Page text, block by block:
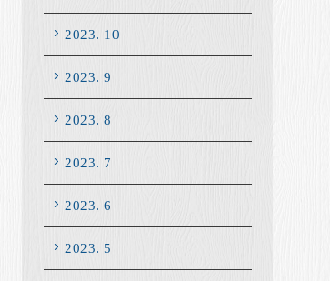
2023. 10
2023. 9
2023. 8
2023. 7
2023. 6
2023. 5